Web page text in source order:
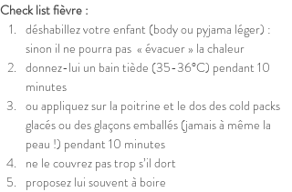
Check list fièvre :
déshabillez votre enfant (body ou pyjama léger) :
sinon il ne pourra pas  « évacuer » la chaleur
donnez-lui un bain tiède (35-36°C) pendant 10
minutes
ou appliquez sur la poitrine et le dos des cold packs
glacés ou des glaçons emballés (jamais à même la
peau !) pendant 10 minutes
ne le couvrez pas trop s’il dort
proposez lui souvent à boire